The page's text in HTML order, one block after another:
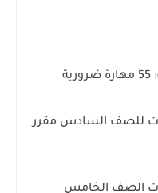
للصف السادس مقرر
الصف الخامس